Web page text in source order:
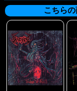
こちら